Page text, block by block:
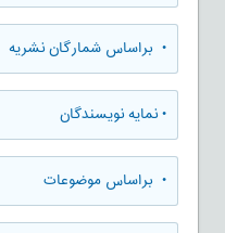
• براساس شمارگان نشریه
•نمایه نویسندگان
• براساس موضوعات